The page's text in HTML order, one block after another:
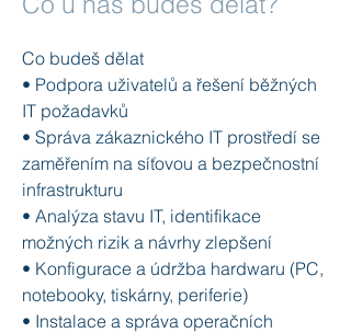
Co budeš dělat
• Podpora uživatelů a řešení běžných
IT požadavků
• Správa zákaznického IT prostředí se
zaměřením na síťovou a bezpečnostní
infrastrukturu
• Analýza stavu IT, identifikace
možných rizik a návrhy zlepšení
• Konfigurace a údržba hardwaru (PC,
notebooky, tiskárny, periferie)
• Instalace a správa operačních